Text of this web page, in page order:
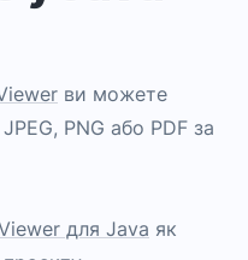
ви можете
PNG або PDF за
для Java як